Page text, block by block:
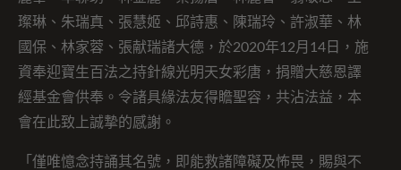
璨琳、朱瑞真、張慧姬、邱詩惠、陳瑞玲、許淑華、林
國保、林家蓉、張献瑞諸大德，於2020年12月14日，施
資奉迎寶生百法之持針線光明天女彩唐，捐贈大慈恩譯
經基金會供奉。令諸具緣法友得瞻聖容，共沾法益，本
會在此致上誠摯的感謝。
「僅唯憶念持誦其名號，即能救諸障礙及怖畏，賜與不